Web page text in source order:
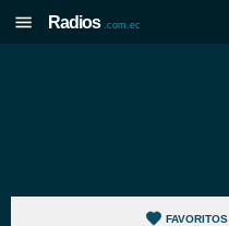
Radios .com.ec
FAVORITOS